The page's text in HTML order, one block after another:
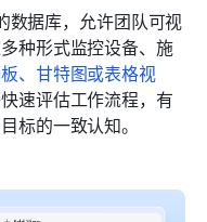
据库，允许团队可视
种形式监控设备、施
、甘特图或表格视
速评估工作流程，有
标的一致认知。